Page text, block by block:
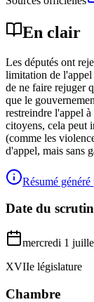
En clair
Les députés ont
limitation de
de ne faire rejuger
que le
restreindre l'appel
citoyens, cela peut
(comme les
d'appel, mais sans
Résumé
Date du scrutin
mercredi 1
XVIIe législature
Chambre